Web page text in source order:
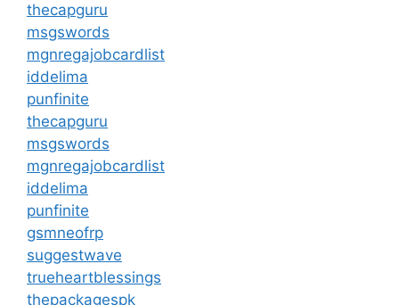
thecapguru
msgswords
mgnregajobcardlist
iddelima
punfinite
thecapguru
msgswords
mgnregajobcardlist
iddelima
punfinite
gsmneofrp
suggestwave
trueheartblessings
thepackagespk